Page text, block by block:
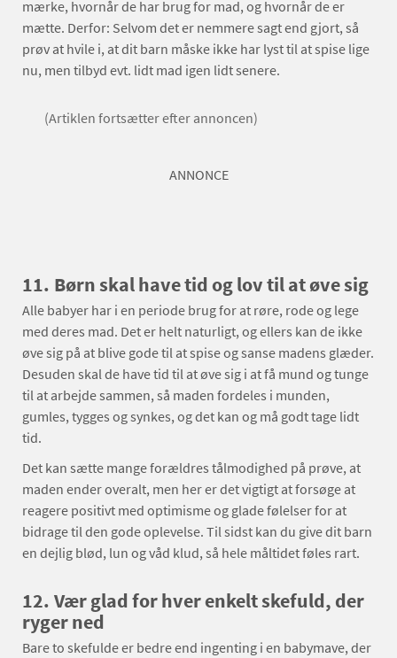
mærke, hvornår de har brug for mad, og hvornår de er
mætte. Derfor: Selvom det er nemmere sagt end gjort, så
prøv at hvile i, at dit barn måske ikke har lyst til at spise lige
nu, men tilbyd evt. lidt mad igen lidt senere.
(Artiklen fortsætter efter annoncen)
ANNONCE
11. Børn skal have tid og lov til at øve sig
Alle babyer har i en periode brug for at røre, rode og lege
med deres mad. Det er helt naturligt, og ellers kan de ikke
øve sig på at blive gode til at spise og sanse madens glæder.
Desuden skal de have tid til at øve sig i at få mund og tunge
til at arbejde sammen, så maden fordeles i munden,
gumles, tygges og synkes, og det kan og må godt tage lidt
tid.
Det kan sætte mange forældres tålmodighed på prøve, at
maden ender overalt, men her er det vigtigt at forsøge at
reagere positivt med optimisme og glade følelser for at
bidrage til den gode oplevelse. Til sidst kan du give dit barn
en dejlig blød, lun og våd klud, så hele måltidet føles rart.
12. Vær glad for hver enkelt skefuld, der
ryger ned
Bare to skefulde er bedre end ingenting i en babymave, der